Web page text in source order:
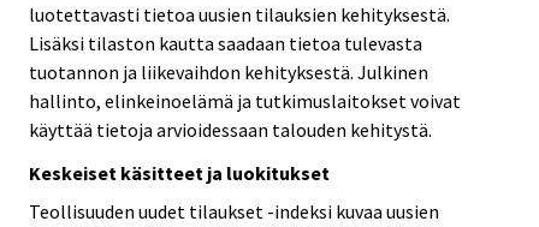
luotettavasti tietoa uusien tilauksien kehityksestä.
Lisäksi tilaston kautta saadaan tietoa tulevasta
tuotannon ja liikevaihdon kehityksestä. Julkinen
hallinto, elinkeinoelämä ja tutkimuslaitokset voivat
käyttää tietoja arvioidessaan talouden kehitystä.
Keskeiset käsitteet ja luokitukset
Teollisuuden uudet tilaukset -indeksi kuvaa uusien